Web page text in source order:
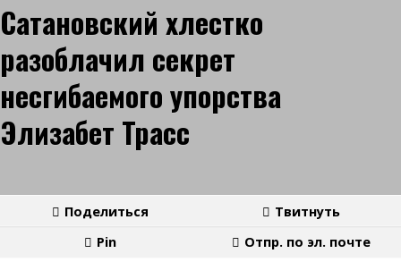
Сатановский хлестко
разоблачил секрет
несгибаемого упорства
Элизабет Трасс
Поделиться
Твитнуть
Pin
Отпр. по эл. почте